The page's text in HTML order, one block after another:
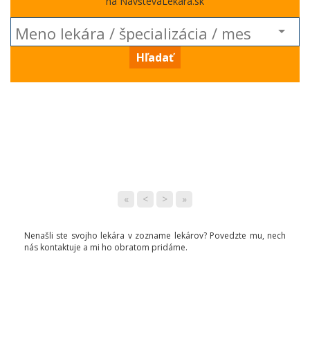
Hľadať
« < > »
Nenašli ste svojho lekára v zozname lekárov? Povedzte mu, nech
nás kontaktuje a mi ho obratom pridáme.